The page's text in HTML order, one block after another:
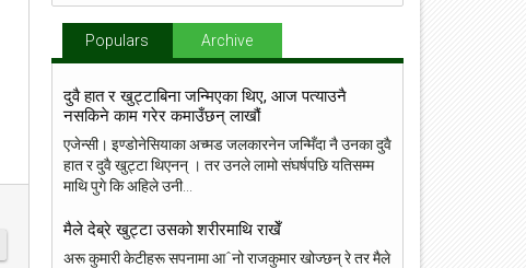
Populars Archive
दुवै हात र खुट्टाबिना जन्मिएका थिए, आज पत्याउनै
नसकिने काम गरेर कमाउँछन् लाखौं
एजेन्सी। इण्डोनेसियाका अच्मड जलकारनेन जन्मिँदा नै उनका दुवै
हात र दुवै खुट्टा थिएनन् । तर उनले लामो संघर्षपछि यतिसम्म
माथि पुगे कि अहिले उनी...
मैले देब्रे खुट्टा उसको शरीरमाथि राखेँ
अरू कुमारी केटीहरू सपनामा आˆनो राजकुमार खोज्छन् रे तर मैले